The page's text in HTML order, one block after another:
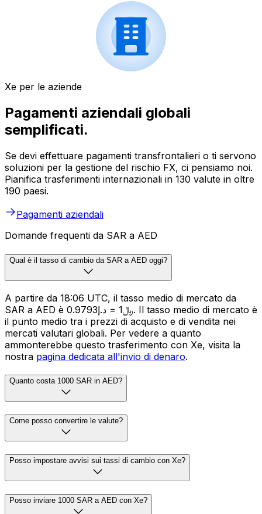
Xe per le aziende
Pagamenti aziendali globali
semplificati.
Se devi effettuare pagamenti transfrontalieri o ti servono
soluzioni per la gestione del rischio FX, ci pensiamo noi.
Pianifica trasferimenti internazionali in 130 valute in oltre
190 paesi.
Pagamenti aziendali
Domande frequenti da SAR a AED
Qual è il tasso di cambio da SAR a AED oggi?
A partire da 18:06 UTC, il tasso medio di mercato da
SAR a AED è ﷼1 = د.إ0.9793. Il tasso medio di mercato è
il punto medio tra i prezzi di acquisto e di vendita nei
mercati valutari globali. Per vedere a quanto
ammonterebbe questo trasferimento con Xe, visita la
nostra pagina dedicata all'invio di denaro.
Quanto costa 1000 SAR in AED?
Come posso convertire le valute?
Posso impostare avvisi sui tassi di cambio con Xe?
Posso inviare 1000 SAR a AED con Xe?